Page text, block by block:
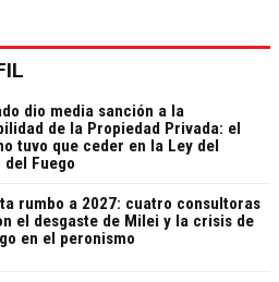
dio media sanción a la
de la Propiedad Privada: el
tuvo que ceder en la Ley del
del Fuego
rumbo a 2027: cuatro consultoras
el desgaste de Milei y la crisis de
en el peronismo